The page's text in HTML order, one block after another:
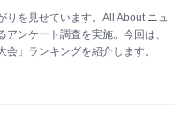
りを見せています。All About ニュ
ンケート調査を実施。今回は、
会」ランキングを紹介します。